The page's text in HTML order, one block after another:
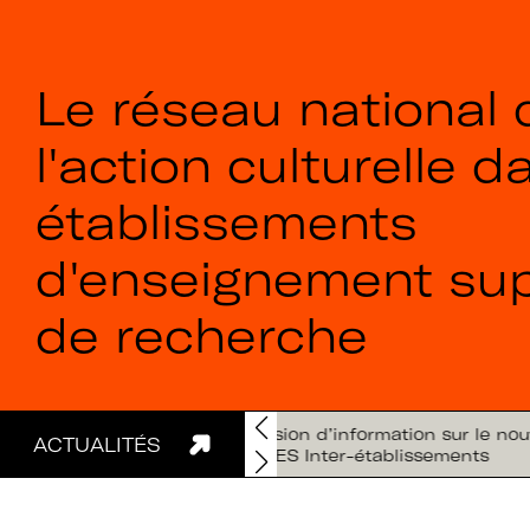
Le réseau national
l'action culturelle
établissements
d'enseignement
de recherche
ACTUALITÉS
d’information sur le nouvel appel à projets
Inter-établissements